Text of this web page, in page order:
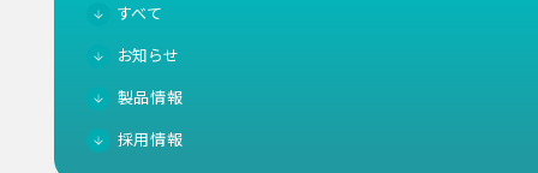
すべて
お知らせ
製品情報
採用情報